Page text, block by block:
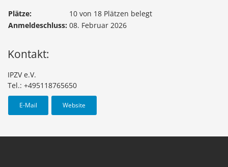
Plätze:
10 von 18 Plätzen belegt
Anmeldeschluss: 08. Februar 2026
Kontakt:
IPZV e.V.
Tel.: +495118765650
E-Mail Website